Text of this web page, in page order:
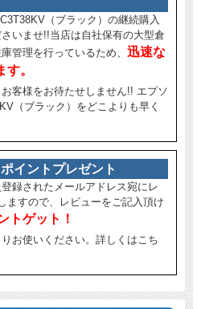
（ブラック）の継続購入
いませ!!当店は自社保有の大型倉
管理を行っているため、 迅速な
。
客様をお待たせしません!! エプソ
（ブラック）をどこよりも早く
イントプレゼント
録されたメールアドレス宛にレ
ますので、レビューをご記入頂け
トゲット！
お使いください。詳しくはこち